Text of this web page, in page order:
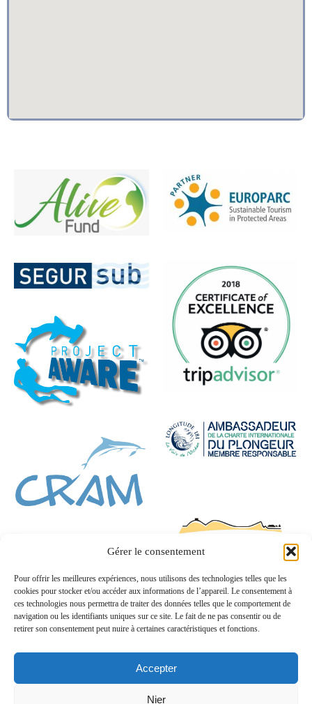
Gérer le consentement
Pour offrir les meilleures expériences, nous utilisons des technologies telles que les
cookies pour stocker et/ou accéder aux informations de l’appareil. Le consentement à
ces technologies nous permettra de traiter des données telles que le comportement de
navigation ou les identifiants uniques sur ce site. Le fait de ne pas consentir ou de
retirer son consentement peut nuire à certaines caractéristiques et fonctions.
Accepter
Nier